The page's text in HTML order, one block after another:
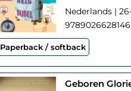
Nederlands |
9789026628146
Paperback / softback
Geboren